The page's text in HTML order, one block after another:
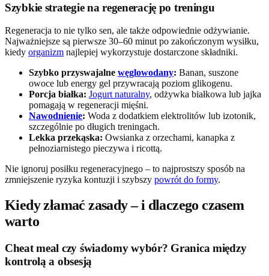
Szybkie strategie na regenerację po treningu
Regeneracja to nie tylko sen, ale także odpowiednie odżywianie.
Najważniejsze są pierwsze 30–60 minut po zakończonym wysiłku,
kiedy organizm najlepiej wykorzystuje dostarczone składniki.
Szybko przyswajalne węglowodany: Banan, suszone
owoce lub energy gel przywracają poziom glikogenu.
Porcja białka: Jogurt naturalny, odżywka białkowa lub jajka
pomagają w regeneracji mięśni.
Nawodnienie: Woda z dodatkiem elektrolitów lub izotonik,
szczególnie po długich treningach.
Lekka przekąska: Owsianka z orzechami, kanapka z
pełnoziarnistego pieczywa i ricottą.
Nie ignoruj posiłku regeneracyjnego – to najprostszy sposób na
zmniejszenie ryzyka kontuzji i szybszy powrót do formy.
Kiedy złamać zasady – i dlaczego czasem
warto
Cheat meal czy świadomy wybór? Granica między
kontrolą a obsesją